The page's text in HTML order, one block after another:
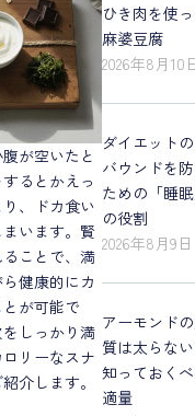
が空いたと
るとかえっ
、ドカ食い
います。賢
ことで、満
健康的にカ
が可能で
しっかり満
リーなスナ
介します。
ひき肉を使
麻婆豆腐
2026年8月10
ダイエットの
バウンドを
ための「睡眠
の役割
2026年8月9日
アーモンド
質は太らない
知っておく
適量